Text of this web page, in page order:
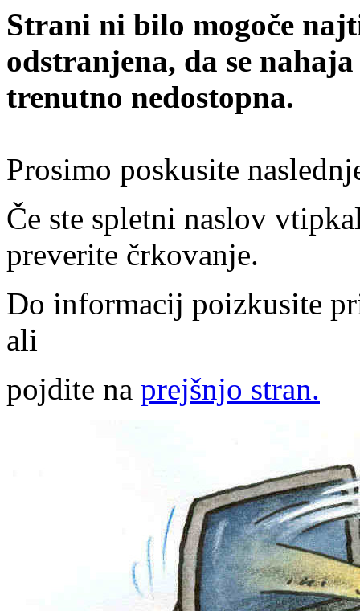
Strani ni bilo mogoče
odstranjena, da se
trenutno nedostopna.
Prosimo poskusite
Če ste spletni naslov
preverite črkovanje.
Do informacij poizkusite
ali
pojdite na prejšnjo stran.